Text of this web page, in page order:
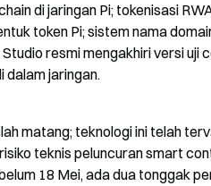
di jaringan Pi; tokenisasi
token Pi; sistem nama
resmi mengakhiri versi uji
dalam jaringan.
matang; teknologi ini telah
teknis peluncuran smart
18 Mei, ada dua tonggak